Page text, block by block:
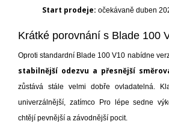
Start prodeje: očekávaně duben
Krátké porovnání s Blade 100
Oproti standardní Blade 100 V10 nabídne
stabilnější odezvu a přesnější
zůstává stále velmi dobře ovladatelná.
univerzálnější, zatímco Pro lépe sedne
chtějí pevnější a závodnější pocit.